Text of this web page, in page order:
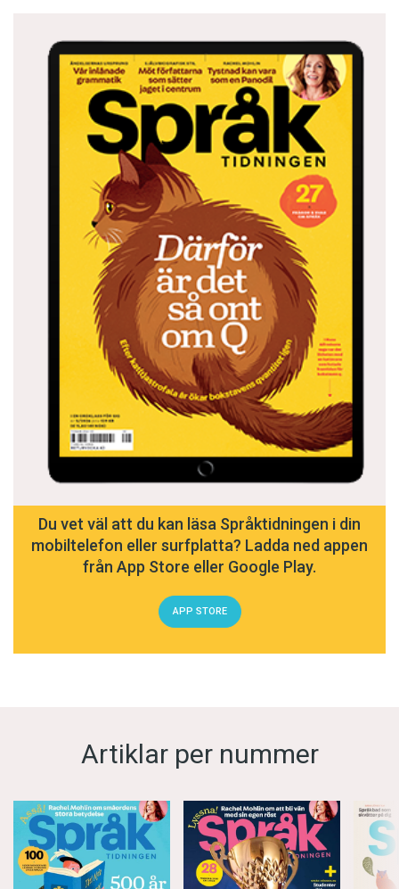
Du vet väl att du kan läsa Språktidningen i din
mobiltelefon eller surfplatta? Ladda ned appen
från App Store eller Google Play.
APP STORE
Artiklar per nummer